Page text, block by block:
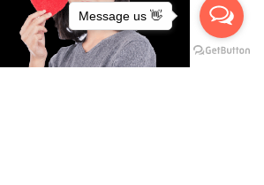
Message us 👋